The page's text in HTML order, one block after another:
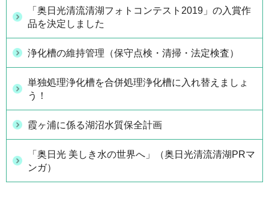
「奥日光清流清湖フォトコンテスト2019」の入賞作
品を決定しました
浄化槽の維持管理（保守点検・清掃・法定検査）
単独処理浄化槽を合併処理浄化槽に入れ替えましょ
う！
霞ヶ浦に係る湖沼水質保全計画
「奥日光 美しき水の世界へ」（奥日光清流清湖PRマ
ンガ）